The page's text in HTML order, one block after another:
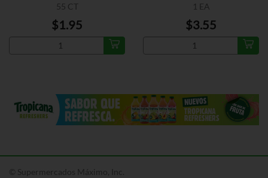
55 CT
$1.95
1 EA
$3.55
© Supermercados Máximo, Inc.